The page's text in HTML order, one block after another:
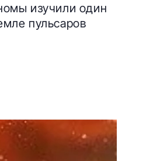
изучили один
пульсаров